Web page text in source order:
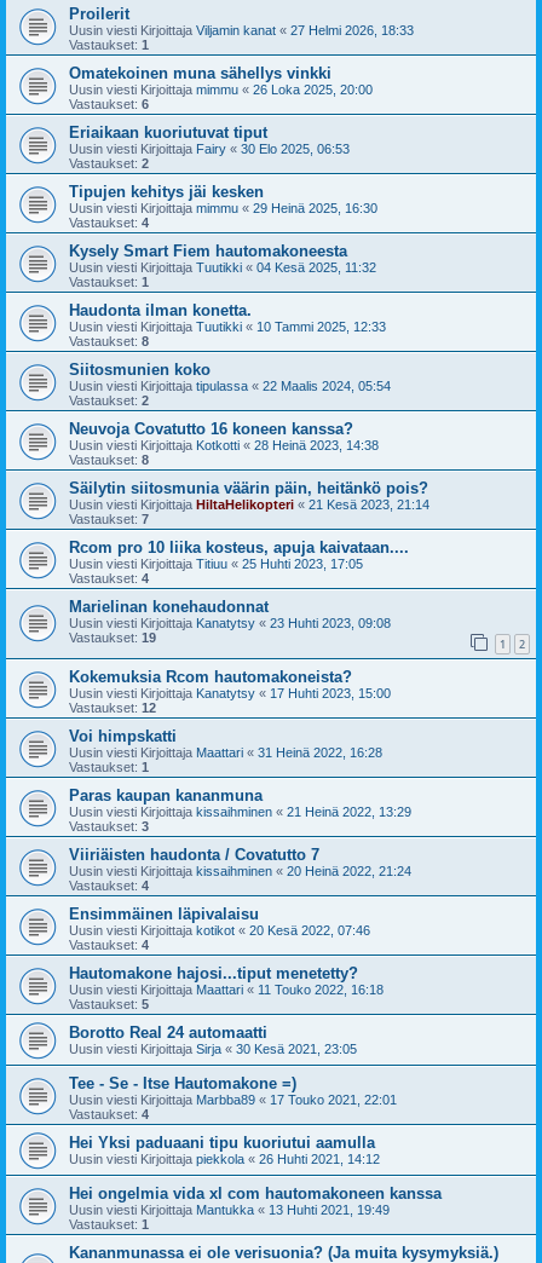
Proilerit
Uusin viesti Kirjoittaja Viljamin kanat « 27 Helmi 2026, 18:33
Vastaukset: 1
Omatekoinen muna sähellys vinkki
Uusin viesti Kirjoittaja mimmu « 26 Loka 2025, 20:00
Vastaukset: 6
Eriaikaan kuoriutuvat tiput
Uusin viesti Kirjoittaja Fairy « 30 Elo 2025, 06:53
Vastaukset: 2
Tipujen kehitys jäi kesken
Uusin viesti Kirjoittaja mimmu « 29 Heinä 2025, 16:30
Vastaukset: 4
Kysely Smart Fiem hautomakoneesta
Uusin viesti Kirjoittaja Tuutikki « 04 Kesä 2025, 11:32
Vastaukset: 1
Haudonta ilman konetta.
Uusin viesti Kirjoittaja Tuutikki « 10 Tammi 2025, 12:33
Vastaukset: 8
Siitosmunien koko
Uusin viesti Kirjoittaja tipulassa « 22 Maalis 2024, 05:54
Vastaukset: 2
Neuvoja Covatutto 16 koneen kanssa?
Uusin viesti Kirjoittaja Kotkotti « 28 Heinä 2023, 14:38
Vastaukset: 8
Säilytin siitosmunia väärin päin, heitänkö pois?
Uusin viesti Kirjoittaja HiltaHelikopteri « 21 Kesä 2023, 21:14
Vastaukset: 7
Rcom pro 10 liika kosteus, apuja kaivataan....
Uusin viesti Kirjoittaja Titiuu « 25 Huhti 2023, 17:05
Vastaukset: 4
Marielinan konehaudonnat
Uusin viesti Kirjoittaja Kanatytsy « 23 Huhti 2023, 09:08
Vastaukset: 19 1 2
Kokemuksia Rcom hautomakoneista?
Uusin viesti Kirjoittaja Kanatytsy « 17 Huhti 2023, 15:00
Vastaukset: 12
Voi himpskatti
Uusin viesti Kirjoittaja Maattari « 31 Heinä 2022, 16:28
Vastaukset: 1
Paras kaupan kananmuna
Uusin viesti Kirjoittaja kissaihminen « 21 Heinä 2022, 13:29
Vastaukset: 3
Viiriäisten haudonta / Covatutto 7
Uusin viesti Kirjoittaja kissaihminen « 20 Heinä 2022, 21:24
Vastaukset: 4
Ensimmäinen läpivalaisu
Uusin viesti Kirjoittaja kotikot « 20 Kesä 2022, 07:46
Vastaukset: 4
Hautomakone hajosi...tiput menetetty?
Uusin viesti Kirjoittaja Maattari « 11 Touko 2022, 16:18
Vastaukset: 5
Borotto Real 24 automaatti
Uusin viesti Kirjoittaja Sirja « 30 Kesä 2021, 23:05
Tee - Se - Itse Hautomakone =)
Uusin viesti Kirjoittaja Marbba89 « 17 Touko 2021, 22:01
Vastaukset: 4
Hei Yksi paduaani tipu kuoriutui aamulla
Uusin viesti Kirjoittaja piekkola « 26 Huhti 2021, 14:12
Hei ongelmia vida xl com hautomakoneen kanssa
Uusin viesti Kirjoittaja Mantukka « 13 Huhti 2021, 19:49
Vastaukset: 1
Kananmunassa ei ole verisuonia? (Ja muita kysymyksiä.)